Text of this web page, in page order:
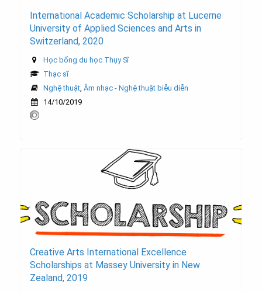
International Academic Scholarship at Lucerne
University of Applied Sciences and Arts in
Switzerland, 2020
Học bổng du học Thụy Sĩ
Thạc sĩ
Nghệ thuật, Âm nhạc - Nghệ thuật biễu diễn
14/10/2019
Creative Arts International Excellence
Scholarships at Massey University in New
Zealand, 2019